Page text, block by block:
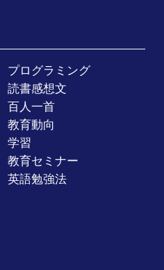
プログラミング
読書感想文
百人一首
教育動向
学習
教育セミナー
英語勉強法